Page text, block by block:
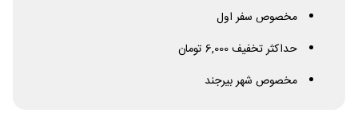
مخصوص سفر اول
حداکثر تخفیف 6,000 تومان
مخصوص شهر بیرجند